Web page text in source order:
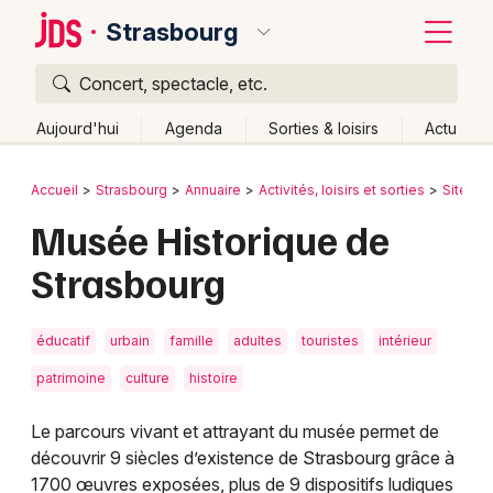
Strasbourg
Concert, spectacle, etc.
Aujourd'hui Agenda Sorties & loisirs Actu
Publier un événement
Activité & Expérience
Manifestations
Foires & salons
Bordeaux
Colmar
Mulhouse
Retour
Accueil Strasbourg Annuaire Activités, loisirs et sorties Site
Musée Historique de
Strasbourg
éducatif urbain famille adultes touristes intérieur
patrimoine culture histoire
Le parcours vivant et attrayant du musée permet de
découvrir 9 siècles d’existence de Strasbourg grâce à
1700 œuvres exposées, plus de 9 dispositifs ludiques
Quoi ?
Où ?
Partout
Près de moi Changer de lieu
Quand ?